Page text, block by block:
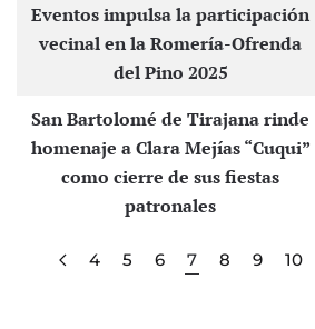
Eventos impulsa la participación
vecinal en la Romería-Ofrenda
del Pino 2025
San Bartolomé de Tirajana rinde
homenaje a Clara Mejías “Cuqui”
como cierre de sus fiestas
patronales
4 5 6 7 8 9 10